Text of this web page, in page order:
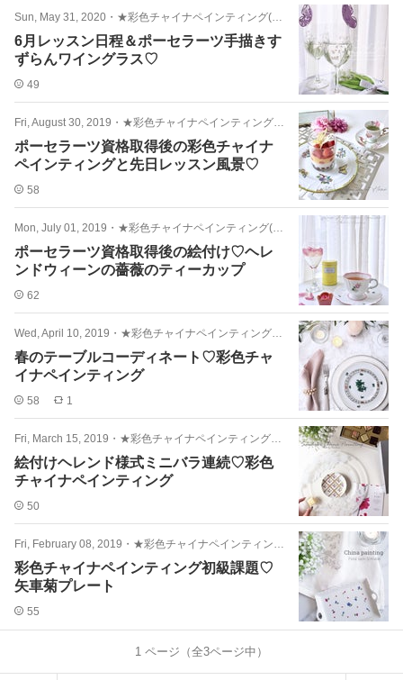
Sun, May 31, 2020 ・ ★彩色チャイナペインティング(絵付け)
6月レッスン日程＆ポーセラーツ手描きす
ずらんワイングラス♡
49
Fri, August 30, 2019 ・ ★彩色チャイナペインティング(絵付け)
ポーセラーツ資格取得後の彩色チャイナ
ペインティングと先日レッスン風景♡
58
Mon, July 01, 2019 ・ ★彩色チャイナペインティング(絵付け)
ポーセラーツ資格取得後の絵付け♡ヘレ
ンドウィーンの薔薇のティーカップ
62
Wed, April 10, 2019 ・ ★彩色チャイナペインティング(絵付け)
春のテーブルコーディネート♡彩色チャ
イナペインティング
58 1
Fri, March 15, 2019 ・ ★彩色チャイナペインティング(絵付け)
絵付けヘレンド様式ミニバラ連続♡彩色
チャイナペインティング
50
Fri, February 08, 2019 ・ ★彩色チャイナペインティング(絵付け)
彩色チャイナペインティング初級課題♡
矢車菊プレート
55
1 ページ（全3ページ中）